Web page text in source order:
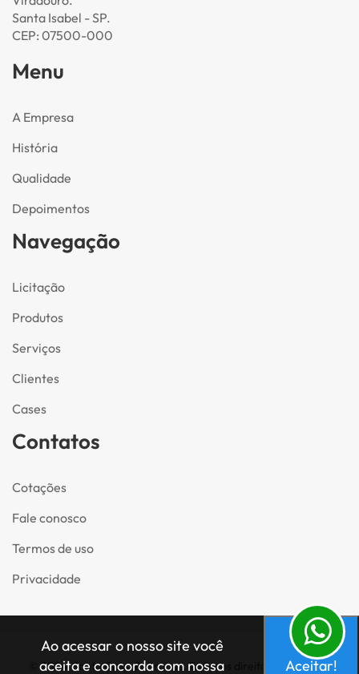
Santa Isabel - SP.
CEP: 07500-000
Menu
A Empresa
História
Qualidade
Depoimentos
Navegação
Licitação
Produtos
Serviços
Clientes
Cases
Contatos
Cotações
Fale conosco
Termos de uso
Privacidade
© 2024. Santa Clara Poltronas. Todos os direitos reservados
Ao acessar o nosso site você
aceita e concorda com nossa
Aceitar!